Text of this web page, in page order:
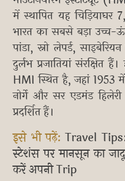
में स्थापित यह
भारत का सबसे बड़ा उच्च-
पांडा, स्नो लेपर्ड,
दुर्लभ प्रजातियां संरक्षित
HMI स्थित है, जहां 1953
नोर्गे और सर एडमंड
प्रदर्शित हैं।
इसे भी पढ़ें:Travel
स्टेशंस पर मानसून का
करें अपनी Trip